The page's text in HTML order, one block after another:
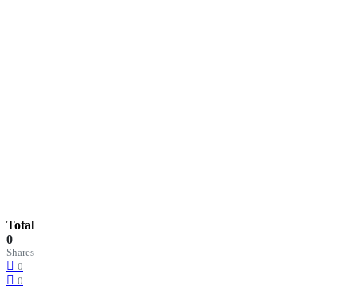
Total
0
Shares
0
0